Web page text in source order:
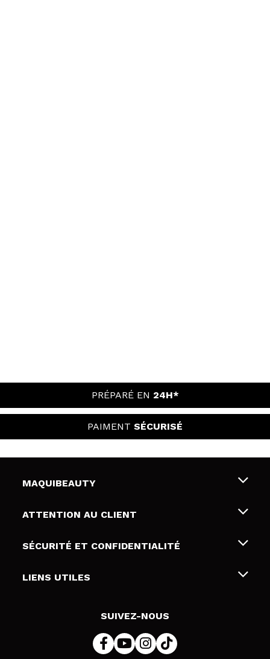
PRÉPARÉ EN 24H*
PAIMENT SÉCURISÉ
MAQUIBEAUTY
Qui sommes nous
Cartes-cadeaux
ATTENTION AU CLIENT
Livraison & retour
Modes de paiement
SÉCURITÉ ET CONFIDENTIALITÉ
Conditions et confidentialité
LIENS UTILES
SUIVEZ-NOUS